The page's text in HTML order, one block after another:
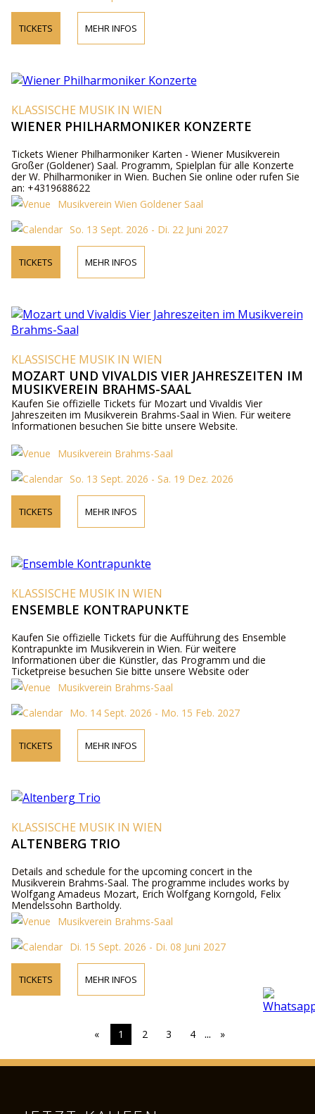
TICKETS MEHR INFOS
KLASSISCHE MUSIK IN WIEN
WIENER PHILHARMONIKER KONZERTE
Tickets Wiener Philharmoniker Karten - Wiener Musikverein
Großer (Goldener) Saal. Programm, Spielplan für alle Konzerte
der W. Philharmoniker in Wien. Buchen Sie online oder rufen Sie
an: +4319688622
Musikverein Wien Goldener Saal
So. 13 Sept. 2026 - Di. 22 Juni 2027
TICKETS MEHR INFOS
KLASSISCHE MUSIK IN WIEN
MOZART UND VIVALDIS VIER JAHRESZEITEN IM
MUSIKVEREIN BRAHMS-SAAL
Kaufen Sie offizielle Tickets für Mozart und Vivaldis Vier
Jahreszeiten im Musikverein Brahms-Saal in Wien. Für weitere
Informationen besuchen Sie bitte unsere Website.
Musikverein Brahms-Saal
So. 13 Sept. 2026 - Sa. 19 Dez. 2026
TICKETS MEHR INFOS
KLASSISCHE MUSIK IN WIEN
ENSEMBLE KONTRAPUNKTE
Kaufen Sie offizielle Tickets für die Aufführung des Ensemble
Kontrapunkte im Musikverein in Wien. Für weitere
Informationen über die Künstler, das Programm und die
Ticketpreise besuchen Sie bitte unsere Website oder
kontaktieren Sie uns telefonisch.
Musikverein Brahms-Saal
Mo. 14 Sept. 2026 - Mo. 15 Feb. 2027
TICKETS MEHR INFOS
KLASSISCHE MUSIK IN WIEN
ALTENBERG TRIO
Details and schedule for the upcoming concert in the
Musikverein Brahms-Saal. The programme includes works by
Wolfgang Amadeus Mozart, Erich Wolfgang Korngold, Felix
Mendelssohn Bartholdy.
Musikverein Brahms-Saal
Di. 15 Sept. 2026 - Di. 08 Juni 2027
TICKETS MEHR INFOS
« 1 2 3 4 ... »